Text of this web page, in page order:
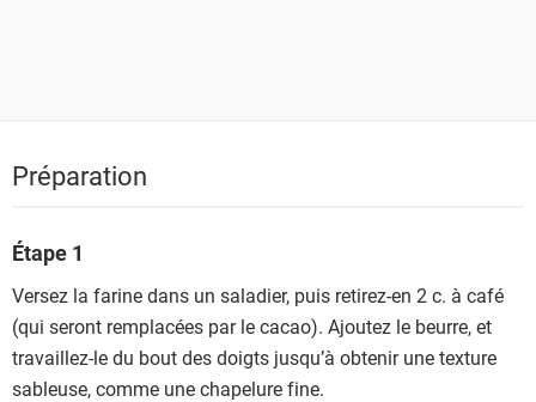
Préparation
Étape 1
Versez la farine dans un saladier, puis retirez-en 2 c. à café
(qui seront remplacées par le cacao). Ajoutez le beurre, et
travaillez-le du bout des doigts jusqu’à obtenir une texture
sableuse, comme une chapelure fine.